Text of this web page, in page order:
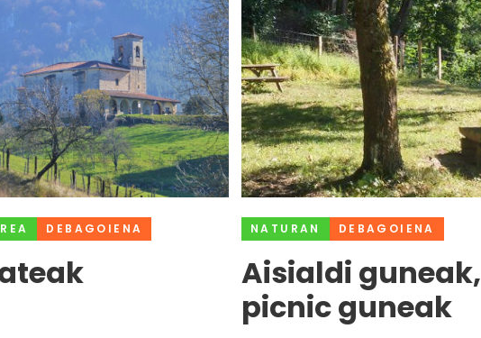
DEBAGOIENA NATURAN DEBAGOIENA
Aisialdi guneak,
picnic guneak